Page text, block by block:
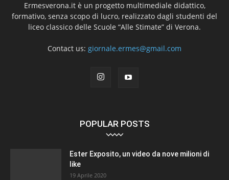
Ermesverona.it è un progetto multimediale didattico,
formativo, senza scopo di lucro, realizzato dagli studenti del
liceo classico delle Scuole “Alle Stimate” di Verona.
Contact us: giornale.ermes@gmail.com
POPULAR POSTS
Ester Exposito, un video da nove milioni di
like
19 Aprile 2020